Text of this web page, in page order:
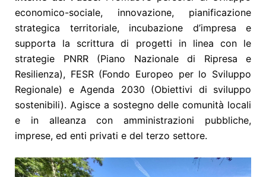
economico-sociale, innovazione, pianificazione
strategica territoriale, incubazione d’impresa e
supporta la scrittura di progetti in linea con le
strategie PNRR (Piano Nazionale di Ripresa e
Resilienza), FESR (Fondo Europeo per lo Sviluppo
Regionale) e Agenda 2030 (Obiettivi di sviluppo
sostenibili). Agisce a sostegno delle comunità locali
e in alleanza con amministrazioni pubbliche,
imprese, ed enti privati e del terzo settore.